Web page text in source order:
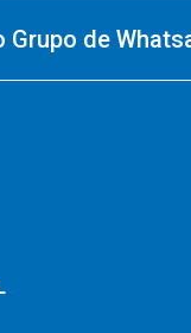
Grupo de